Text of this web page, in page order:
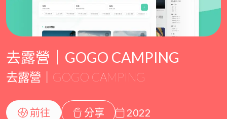
去露營｜GOGO CAMPING
去露營｜GOGO CAMPING
前往 分享 2022